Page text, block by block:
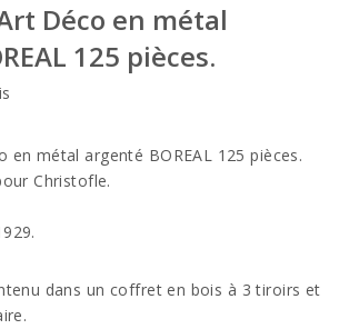
Déco en métal
125 pièces.
en métal argenté BOREAL 125 pièces.
Christofle.
dans un coffret en bois à 3 tiroirs et